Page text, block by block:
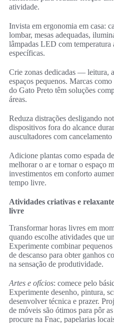
atividade.
Invista em ergonomia em casa:
lombar, mesas adequadas,
lâmpadas LED com temperatura
específicas.
Crie zonas dedicadas — leitura,
espaços pequenos. Marcas
do Gato Preto têm soluções
áreas.
Reduza distrações desligando
dispositivos fora do alcance
auscultadores com
Adicione plantas como espada
melhorar o ar e tornar o espaço
investimentos em conforto
tempo livre.
Atividades criativas e
livre
Transformar horas livres em
quando escolhe atividades que
Experimente combinar
de descanso para obter ganhos
na sensação de produtividade.
Artes e ofícios: comece pelo
Experimente desenho, pintura,
desenvolver técnica e prazer.
de móveis são ótimos para pôr
procure na Fnac, papelarias